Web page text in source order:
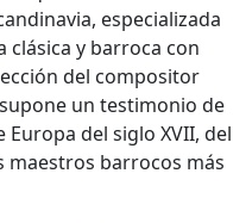
especializada
clásica y barroca con
del compositor
un testimonio de
del siglo XVII, del
maestros barrocos más